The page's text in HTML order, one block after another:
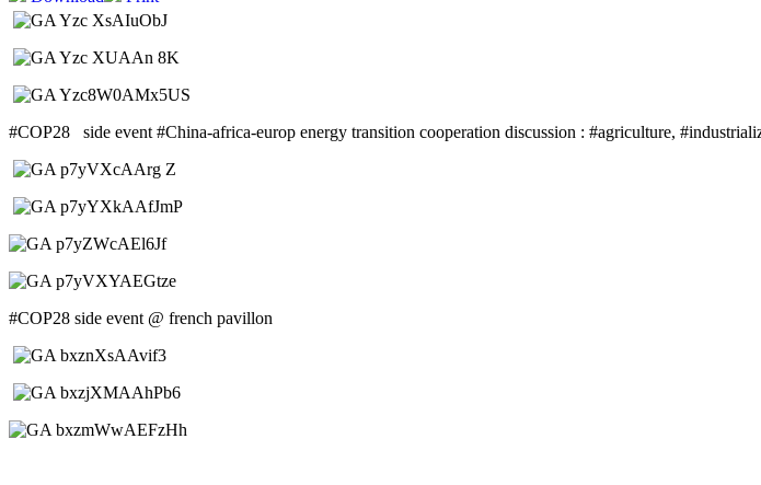
#COP28 side event #China-africa-europ energy transition cooperation discussion : #agriculture,
#COP28 side event @ french pavillon